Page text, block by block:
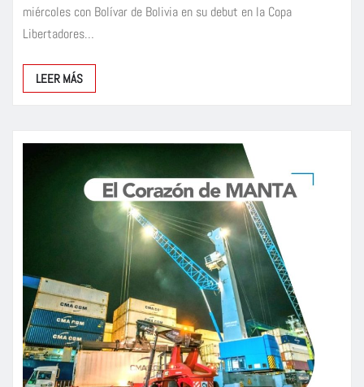
miércoles con Bolívar de Bolivia en su debut en la Copa
Libertadores…
LEER MÁS